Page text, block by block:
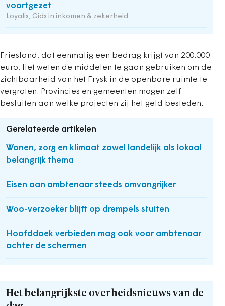
voortgezet
Loyalis, Gids in inkomen & zekerheid
Friesland, dat eenmalig een bedrag krijgt van 200.000
euro, liet weten de middelen te gaan gebruiken om de
zichtbaarheid van het Frysk in de openbare ruimte te
vergroten. Provincies en gemeenten mogen zelf
besluiten aan welke projecten zij het geld besteden.
Gerelateerde artikelen
Wonen, zorg en klimaat zowel landelijk als lokaal
belangrijk thema
Eisen aan ambtenaar steeds omvangrijker
Woo-verzoeker blijft op drempels stuiten
Hoofddoek verbieden mag ook voor ambtenaar
achter de schermen
Het belangrijkste overheidsnieuws van de